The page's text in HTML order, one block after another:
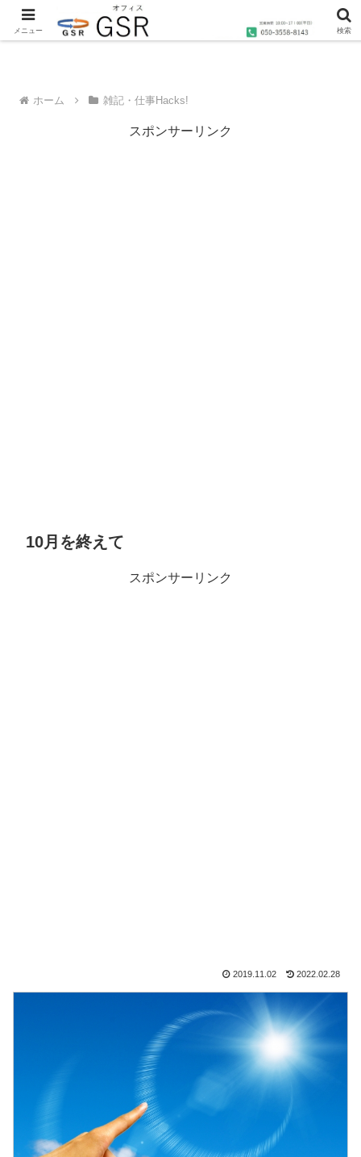
沖縄の社労士・行政書士・1級FP技能士によるコンサルティングならオフィス
ホーム 雑記・仕事Hacks!
スポンサーリンク
10月を終えて
スポンサーリンク
2019.11.02 2022.02.28
メニュー 検索